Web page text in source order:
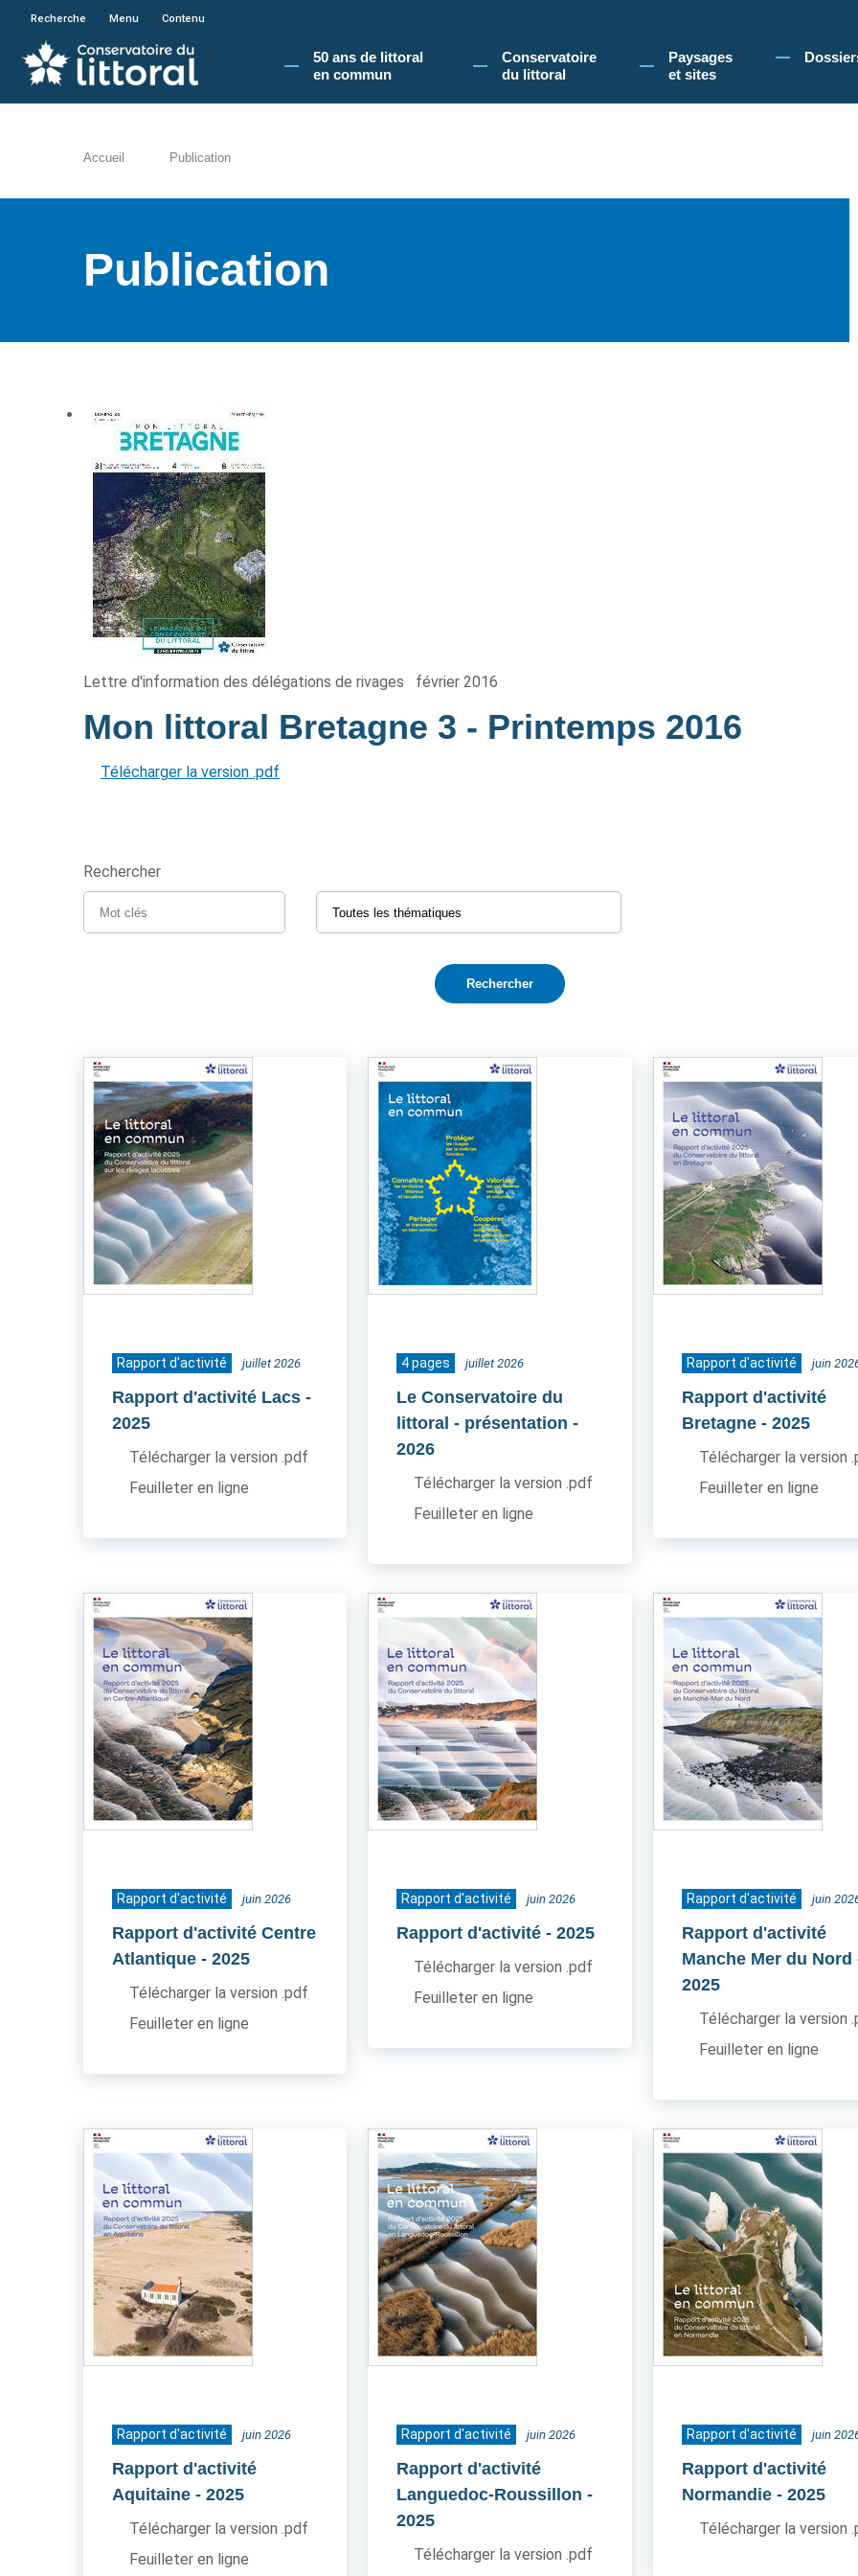
En poursuivant votre navigation sur le site du Conservatoire du littoral, vous acceptez l'utilisation de cookies pour vous
Recherche Menu Contenu
50 ans de littoral
en commun​
Conservatoire
du littoral
Paysages
et sites
Accueil Publication
Publication
Lettre d'information des délégations de rivages février 2016
Mon littoral Bretagne 3 - Printemps 2016
Télécharger la version .pdf
Rechercher
Rapport d'activité juillet 2026
Rapport d'activité Lacs -
2025
Télécharger la version .pdf
Feuilleter en ligne
4 pages juillet 2026
Le Conservatoire du
littoral - présentation -
2026
Télécharger la version .pdf
Feuilleter en ligne
Rapport d'activité juin
Rapport d'activité
Bretagne - 2025
Télécharger la version
Feuilleter en ligne
Rapport d'activité juin 2026
Rapport d'activité Centre
Atlantique - 2025
Télécharger la version .pdf
Feuilleter en ligne
Rapport d'activité juin 2026
Rapport d'activité - 2025
Télécharger la version .pdf
Feuilleter en ligne
Rapport d'activité juin
Rapport d'activité
Manche Mer du Nord
2025
Télécharger la version
Feuilleter en ligne
Rapport d'activité juin 2026
Rapport d'activité
Aquitaine - 2025
Télécharger la version .pdf
Feuilleter en ligne
Rapport d'activité juin 2026
Rapport d'activité
Languedoc-Roussillon -
2025
Télécharger la version .pdf
Rapport d'activité juin
Rapport d'activité
Normandie - 2025
Télécharger la version